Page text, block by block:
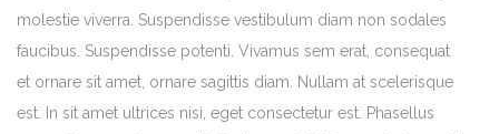
molestie viverra. Suspendisse vestibulum diam non sodales
faucibus. Suspendisse potenti. Vivamus sem erat, consequat
et ornare sit amet, ornare sagittis diam. Nullam at scelerisque
est. In sit amet ultrices nisi, eget consectetur est. Phasellus